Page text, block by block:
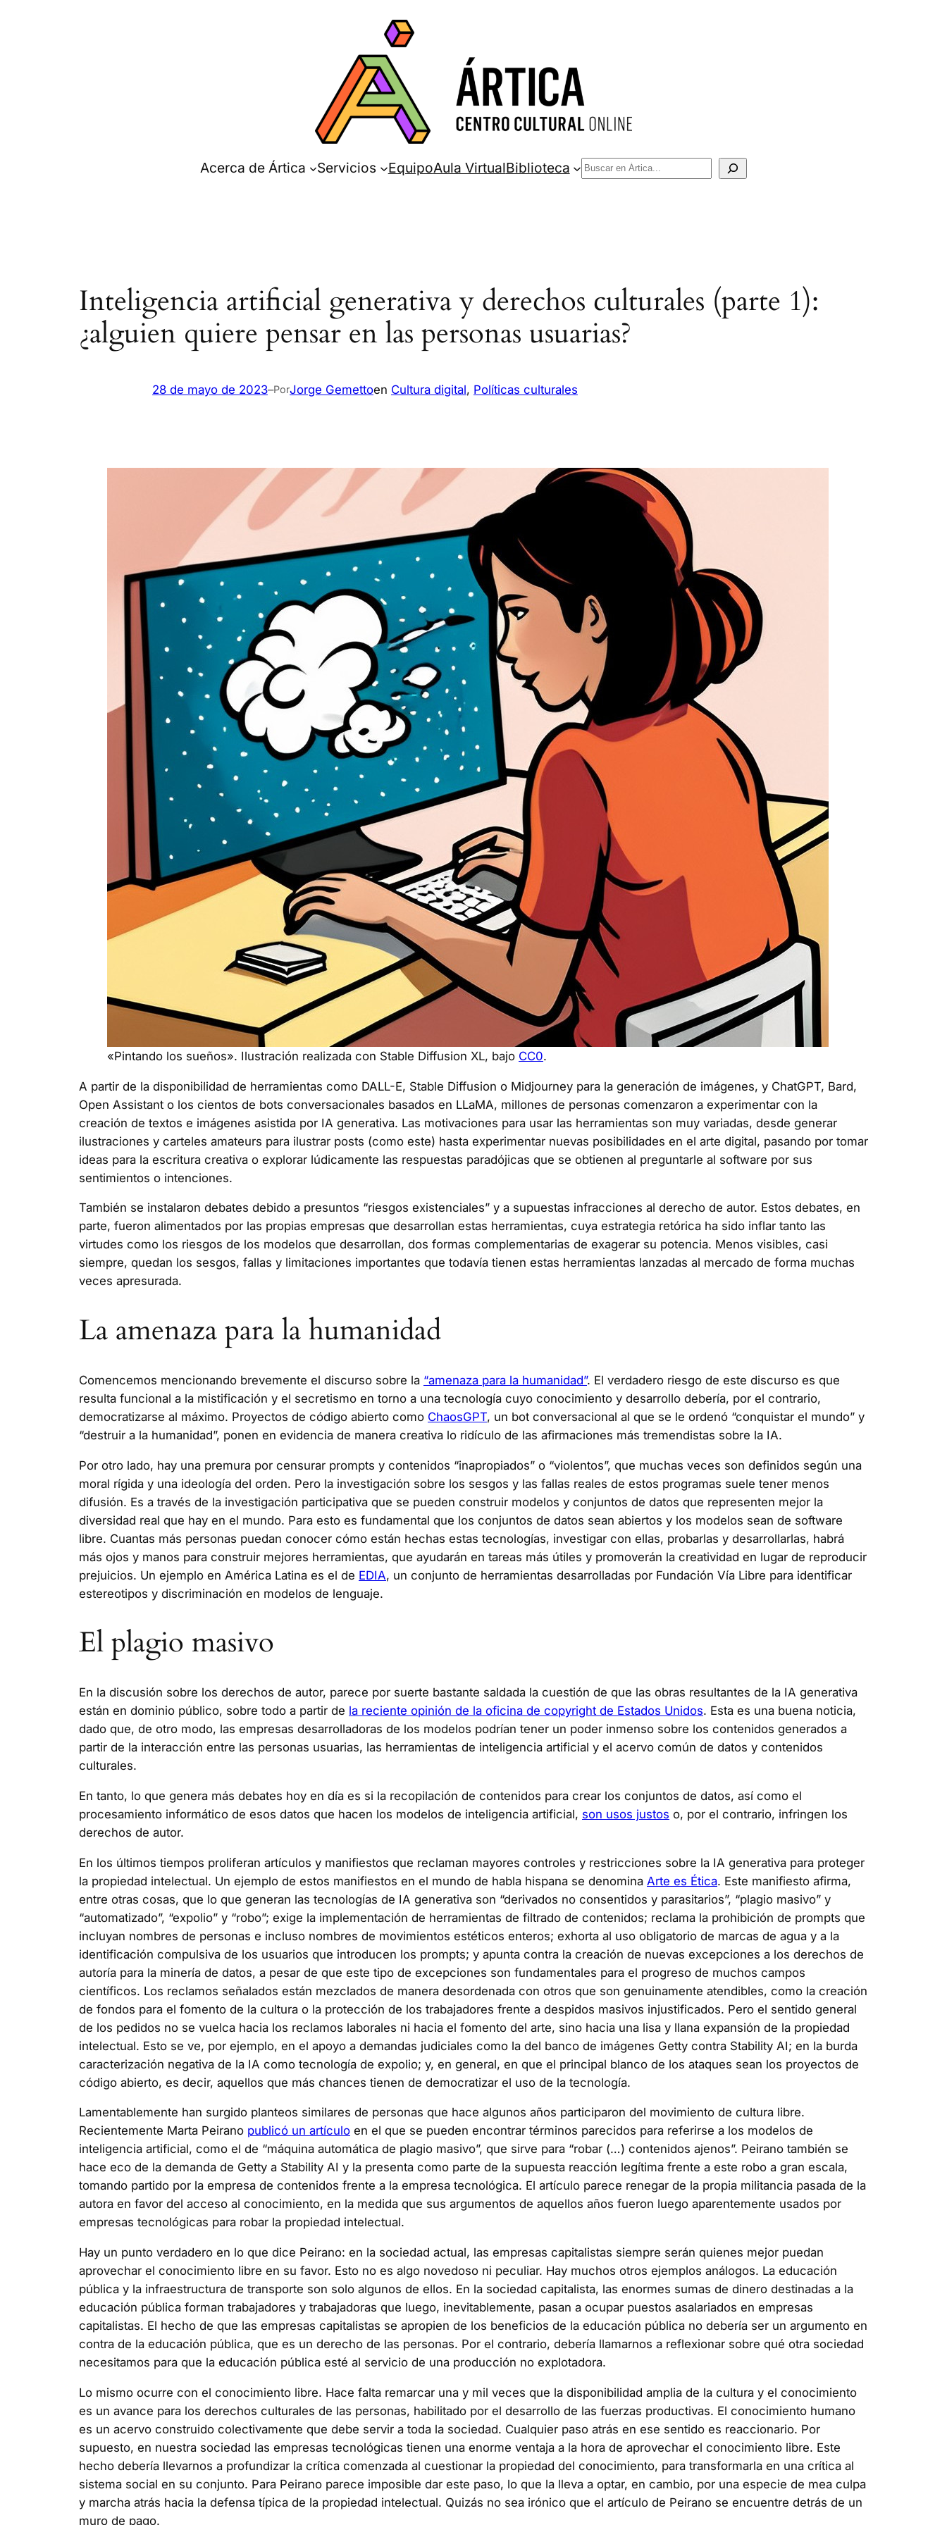
Acerca de Ártica Servicios EquipoAula VirtualBiblioteca Buscar
Inteligencia artificial generativa y derechos culturales (parte 1):
¿alguien quiere pensar en las personas usuarias?
28 de mayo de 2023–PorJorge Gemettoen Cultura digital, Políticas culturales
«Pintando los sueños». Ilustración realizada con Stable Diffusion XL, bajo CC0.
A partir de la disponibilidad de herramientas como DALL-E, Stable Diffusion o Midjourney para la generación de imágenes, y ChatGPT, Bard,
Open Assistant o los cientos de bots conversacionales basados en LLaMA, millones de personas comenzaron a experimentar con la
creación de textos e imágenes asistida por IA generativa. Las motivaciones para usar las herramientas son muy variadas, desde generar
ilustraciones y carteles amateurs para ilustrar posts (como este) hasta experimentar nuevas posibilidades en el arte digital, pasando por tomar
ideas para la escritura creativa o explorar lúdicamente las respuestas paradójicas que se obtienen al preguntarle al software por sus
sentimientos o intenciones.
También se instalaron debates debido a presuntos “riesgos existenciales” y a supuestas infracciones al derecho de autor. Estos debates, en
parte, fueron alimentados por las propias empresas que desarrollan estas herramientas, cuya estrategia retórica ha sido inflar tanto las
virtudes como los riesgos de los modelos que desarrollan, dos formas complementarias de exagerar su potencia. Menos visibles, casi
siempre, quedan los sesgos, fallas y limitaciones importantes que todavía tienen estas herramientas lanzadas al mercado de forma muchas
veces apresurada.
La amenaza para la humanidad
Comencemos mencionando brevemente el discurso sobre la “amenaza para la humanidad”. El verdadero riesgo de este discurso es que
resulta funcional a la mistificación y el secretismo en torno a una tecnología cuyo conocimiento y desarrollo debería, por el contrario,
democratizarse al máximo. Proyectos de código abierto como ChaosGPT, un bot conversacional al que se le ordenó “conquistar el mundo” y
“destruir a la humanidad”, ponen en evidencia de manera creativa lo ridículo de las afirmaciones más tremendistas sobre la IA.
Por otro lado, hay una premura por censurar prompts y contenidos “inapropiados” o “violentos”, que muchas veces son definidos según una
moral rígida y una ideología del orden. Pero la investigación sobre los sesgos y las fallas reales de estos programas suele tener menos
difusión. Es a través de la investigación participativa que se pueden construir modelos y conjuntos de datos que representen mejor la
diversidad real que hay en el mundo. Para esto es fundamental que los conjuntos de datos sean abiertos y los modelos sean de software
libre. Cuantas más personas puedan conocer cómo están hechas estas tecnologías, investigar con ellas, probarlas y desarrollarlas, habrá
más ojos y manos para construir mejores herramientas, que ayudarán en tareas más útiles y promoverán la creatividad en lugar de reproducir
prejuicios. Un ejemplo en América Latina es el de EDIA, un conjunto de herramientas desarrolladas por Fundación Vía Libre para identificar
estereotipos y discriminación en modelos de lenguaje.
El plagio masivo
En la discusión sobre los derechos de autor, parece por suerte bastante saldada la cuestión de que las obras resultantes de la IA generativa
están en dominio público, sobre todo a partir de la reciente opinión de la oficina de copyright de Estados Unidos. Esta es una buena noticia,
dado que, de otro modo, las empresas desarrolladoras de los modelos podrían tener un poder inmenso sobre los contenidos generados a
partir de la interacción entre las personas usuarias, las herramientas de inteligencia artificial y el acervo común de datos y contenidos
culturales.
En tanto, lo que genera más debates hoy en día es si la recopilación de contenidos para crear los conjuntos de datos, así como el
procesamiento informático de esos datos que hacen los modelos de inteligencia artificial, son usos justos o, por el contrario, infringen los
derechos de autor.
En los últimos tiempos proliferan artículos y manifiestos que reclaman mayores controles y restricciones sobre la IA generativa para proteger
la propiedad intelectual. Un ejemplo de estos manifiestos en el mundo de habla hispana se denomina Arte es Ética. Este manifiesto afirma,
entre otras cosas, que lo que generan las tecnologías de IA generativa son “derivados no consentidos y parasitarios”, “plagio masivo” y
“automatizado”, “expolio” y “robo”; exige la implementación de herramientas de filtrado de contenidos; reclama la prohibición de prompts que
incluyan nombres de personas e incluso nombres de movimientos estéticos enteros; exhorta al uso obligatorio de marcas de agua y a la
identificación compulsiva de los usuarios que introducen los prompts; y apunta contra la creación de nuevas excepciones a los derechos de
autoría para la minería de datos, a pesar de que este tipo de excepciones son fundamentales para el progreso de muchos campos
científicos. Los reclamos señalados están mezclados de manera desordenada con otros que son genuinamente atendibles, como la creación
de fondos para el fomento de la cultura o la protección de los trabajadores frente a despidos masivos injustificados. Pero el sentido general
de los pedidos no se vuelca hacia los reclamos laborales ni hacia el fomento del arte, sino hacia una lisa y llana expansión de la propiedad
intelectual. Esto se ve, por ejemplo, en el apoyo a demandas judiciales como la del banco de imágenes Getty contra Stability AI; en la burda
caracterización negativa de la IA como tecnología de expolio; y, en general, en que el principal blanco de los ataques sean los proyectos de
código abierto, es decir, aquellos que más chances tienen de democratizar el uso de la tecnología.
Lamentablemente han surgido planteos similares de personas que hace algunos años participaron del movimiento de cultura libre.
Recientemente Marta Peirano publicó un artículo en el que se pueden encontrar términos parecidos para referirse a los modelos de
inteligencia artificial, como el de “máquina automática de plagio masivo”, que sirve para “robar (…) contenidos ajenos”. Peirano también se
hace eco de la demanda de Getty a Stability AI y la presenta como parte de la supuesta reacción legítima frente a este robo a gran escala,
tomando partido por la empresa de contenidos frente a la empresa tecnológica. El artículo parece renegar de la propia militancia pasada de la
autora en favor del acceso al conocimiento, en la medida que sus argumentos de aquellos años fueron luego aparentemente usados por
empresas tecnológicas para robar la propiedad intelectual.
Hay un punto verdadero en lo que dice Peirano: en la sociedad actual, las empresas capitalistas siempre serán quienes mejor puedan
aprovechar el conocimiento libre en su favor. Esto no es algo novedoso ni peculiar. Hay muchos otros ejemplos análogos. La educación
pública y la infraestructura de transporte son solo algunos de ellos. En la sociedad capitalista, las enormes sumas de dinero destinadas a la
educación pública forman trabajadores y trabajadoras que luego, inevitablemente, pasan a ocupar puestos asalariados en empresas
capitalistas. El hecho de que las empresas capitalistas se apropien de los beneficios de la educación pública no debería ser un argumento en
contra de la educación pública, que es un derecho de las personas. Por el contrario, debería llamarnos a reflexionar sobre qué otra sociedad
necesitamos para que la educación pública esté al servicio de una producción no explotadora.
Lo mismo ocurre con el conocimiento libre. Hace falta remarcar una y mil veces que la disponibilidad amplia de la cultura y el conocimiento
es un avance para los derechos culturales de las personas, habilitado por el desarrollo de las fuerzas productivas. El conocimiento humano
es un acervo construido colectivamente que debe servir a toda la sociedad. Cualquier paso atrás en ese sentido es reaccionario. Por
supuesto, en nuestra sociedad las empresas tecnológicas tienen una enorme ventaja a la hora de aprovechar el conocimiento libre. Este
hecho debería llevarnos a profundizar la crítica comenzada al cuestionar la propiedad del conocimiento, para transformarla en una crítica al
sistema social en su conjunto. Para Peirano parece imposible dar este paso, lo que la lleva a optar, en cambio, por una especie de mea culpa
y marcha atrás hacia la defensa típica de la propiedad intelectual. Quizás no sea irónico que el artículo de Peirano se encuentre detrás de un
muro de pago.